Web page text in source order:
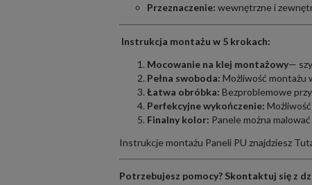
Przeznaczenie: wewnętrzne i
Instrukcja montażu w 5 krokach:
Mocowanie na klej montażowy—
Pełna swoboda: Możliwość montażu
Łatwa obróbka: Bezproblemowe
Perfekcyjne wykończenie:
Finalny kolor: Panele można
Instrukcje montażu Paneli PU znajdziesz
Potrzebujesz pomocy? Skontaktuj się z